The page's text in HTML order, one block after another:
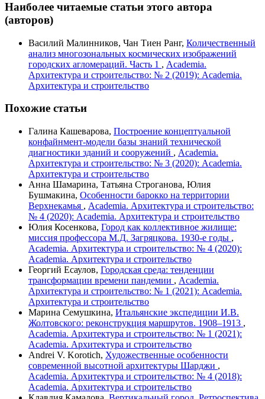
Наиболее читаемые статьи этого автора
(авторов)
Василий Малинников, Чан Тиен Ранг, Количественный
анализ многозональных космических изображений
городских агломераций. Часть 1 , Academia.
Архитектура и строительство: № 2 (2019): Academia.
Архитектура и строительство
Похожие статьи
Галина Кашеварова, Построение концептуальной
конфайнмент-модели базы знаний технической
диагностики зданий и сооружений , Academia.
Архитектура и строительство: № 3 (2020): Academia.
Архитектура и строительство
Анна Шамарина, Татьяна Строганова, Юлия
Бушмакина, Особенности барокко на территории
Верхнекамья , Academia. Архитектура и строительство:
№ 4 (2020): Academia. Архитектура и строительство
Юлия Косенкова, Город как коллективное жилище:
миссия профессора М.Д. Загряцкова. 1930-е годы ,
Academia. Архитектура и строительство: № 4 (2020):
Academia. Архитектура и строительство
Георгий Есаулов, Городская среда: тенденции
трансформации времени пандемии , Academia.
Архитектура и строительство: № 1 (2021): Academia.
Архитектура и строительство
Марина Семушкина, Итальянские экспедиции И.В.
Жолтовского: реконструкция маршрутов. 1908–1913 ,
Academia. Архитектура и строительство: № 1 (2021):
Academia. Архитектура и строительство
Andrei V. Korotich, Художественные особенности
современной высотной архитектуры Шарджи ,
Academia. Архитектура и строительство: № 4 (2018):
Academia. Архитектура и строительство